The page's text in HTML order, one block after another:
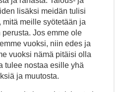
lisäksi meidän tulisi
meille syötetään ja
Jos emme ole
vuoksi, niin edes ja
vuoksi nämä pitäisi olla
tulee nostaa esille yhä
ja muutosta.